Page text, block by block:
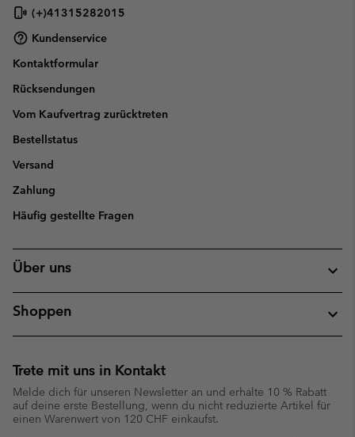
(+)41315282015
Kundenservice
Kontaktformular
Rücksendungen
Vom Kaufvertrag zurücktreten
Bestellstatus
Versand
Zahlung
Häufig gestellte Fragen
Über uns
Shoppen
Trete mit uns in Kontakt
Melde dich für unseren Newsletter an und erhalte 10 % Rabatt
auf deine erste Bestellung, wenn du nicht reduzierte Artikel für
einen Warenwert von 120 CHF einkaufst.